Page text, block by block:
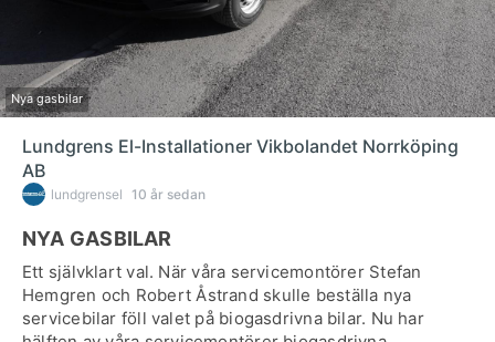
Nya gasbilar
Lundgrens El-Installationer Vikbolandet Norrköping
AB
lundgrensel 10 år sedan
NYA GASBILAR
Ett självklart val. När våra servicemontörer Stefan
Hemgren och Robert Åstrand skulle beställa nya
servicebilar föll valet på biogasdrivna bilar. Nu har